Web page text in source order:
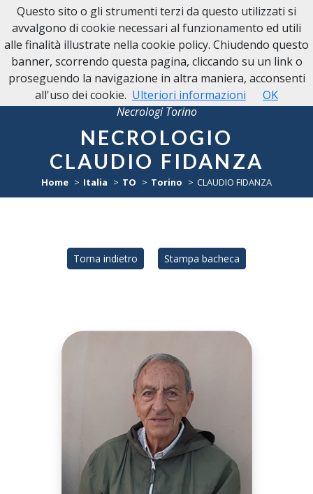
Necrologi Torino
NECROLOGIO
CLAUDIO FIDANZA
Home Italia TO Torino CLAUDIO FIDANZA
Torna indietro Stampa bacheca
Questo sito o gli strumenti terzi da questo utilizzati si
avvalgono di cookie necessari al funzionamento ed utili
alle finalità illustrate nella cookie policy. Chiudendo questo
banner, scorrendo questa pagina, cliccando su un link o
proseguendo la navigazione in altra maniera, acconsenti
all'uso dei cookie. Ulteriori informazioni OK